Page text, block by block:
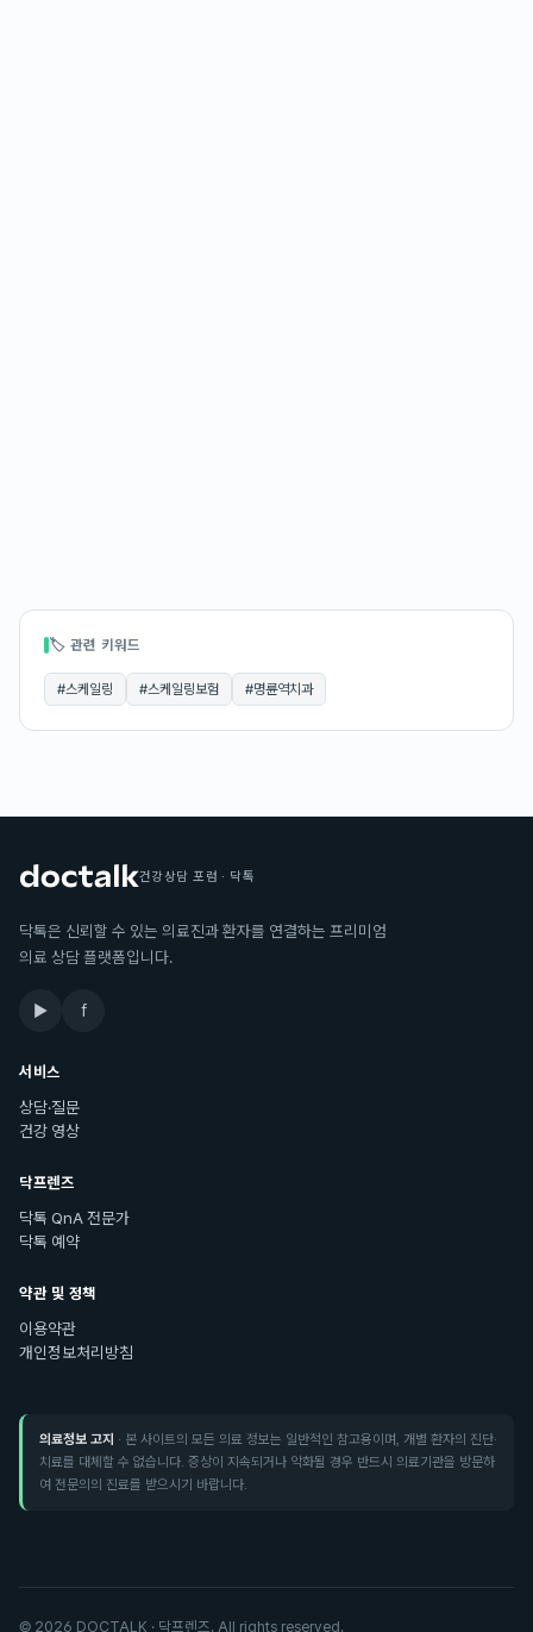
🏷 관련 키워드
#스케일링 #스케일링보험 #명륜역치과
건강상담 포럼 · 닥톡
닥톡은 신뢰할 수 있는 의료진과 환자를 연결하는 프리미엄
의료 상담 플랫폼입니다.
▶ f
서비스
상담·질문
건강 영상
닥프렌즈
닥톡 QnA 전문가
닥톡 예약
약관 및 정책
이용약관
개인정보처리방침
의료정보 고지 · 본 사이트의 모든 의료 정보는 일반적인 참고용이며, 개별 환자의 진단·
치료를 대체할 수 없습니다. 증상이 지속되거나 악화될 경우 반드시 의료기관을 방문하
여 전문의의 진료를 받으시기 바랍니다.
© 2026 DOCTALK · 닥프렌즈. All rights reserved.